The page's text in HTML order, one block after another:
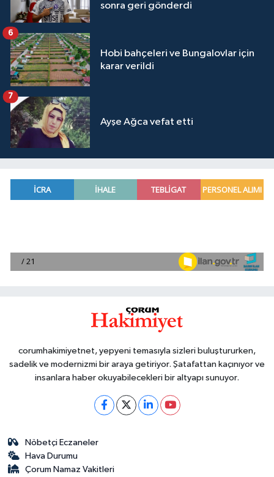
sonra geri gönderdi
Hobi bahçeleri ve Bungalovlar için
karar verildi
6
Ayşe Ağca vefat etti
7
corumhakimiyetnet, yepyeni temasıyla sizleri buluştururken,
sadelik ve modernizmi bir araya getiriyor. Şatafattan kaçınıyor ve
insanlara haber okuyabilecekleri bir altyapı sunuyor.
Nöbetçi Eczaneler
Hava Durumu
Çorum Namaz Vakitleri